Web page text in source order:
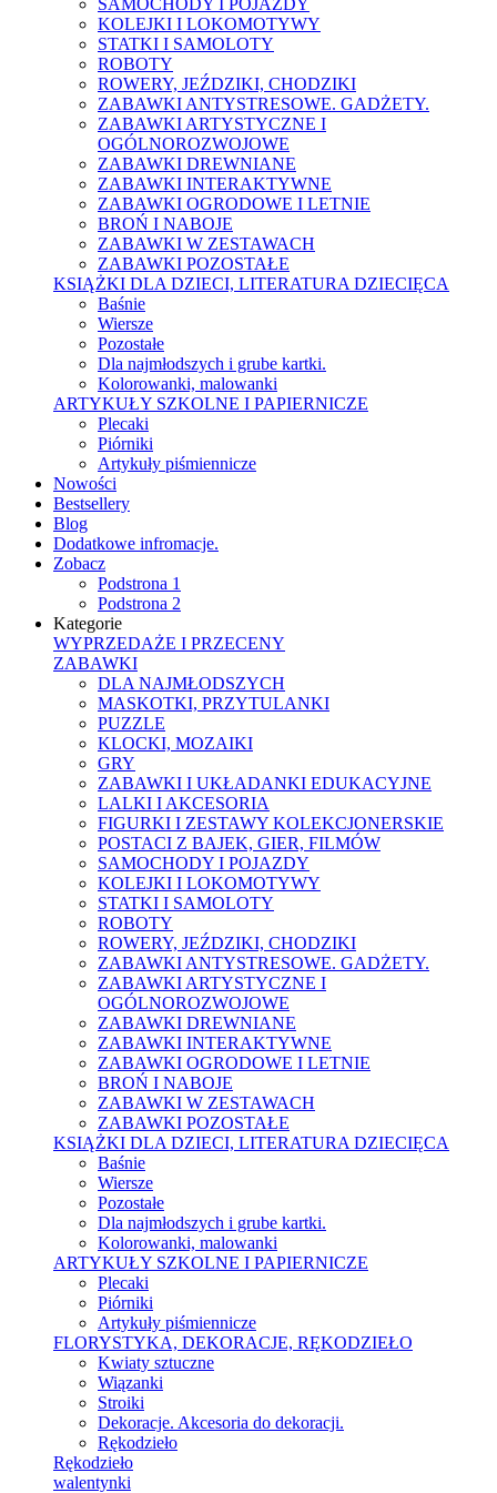
SAMOCHODY I POJAZDY
KOLEJKI I LOKOMOTYWY
STATKI I SAMOLOTY
ROBOTY
ROWERY, JEŹDZIKI, CHODZIKI
ZABAWKI ANTYSTRESOWE. GADŻETY.
ZABAWKI ARTYSTYCZNE I
OGÓLNOROZWOJOWE
ZABAWKI DREWNIANE
ZABAWKI INTERAKTYWNE
ZABAWKI OGRODOWE I LETNIE
BROŃ I NABOJE
ZABAWKI W ZESTAWACH
ZABAWKI POZOSTAŁE
KSIĄŻKI DLA DZIECI, LITERATURA DZIECIĘCA
Baśnie
Wiersze
Pozostałe
Dla najmłodszych i grube kartki.
Kolorowanki, malowanki
ARTYKUŁY SZKOLNE I PAPIERNICZE
Plecaki
Piórniki
Artykuły piśmiennicze
Nowości
Bestsellery
Blog
Dodatkowe infromacje.
Zobacz
Podstrona 1
Podstrona 2
Kategorie
WYPRZEDAŻE I PRZECENY
ZABAWKI
DLA NAJMŁODSZYCH
MASKOTKI, PRZYTULANKI
PUZZLE
KLOCKI, MOZAIKI
GRY
ZABAWKI I UKŁADANKI EDUKACYJNE
LALKI I AKCESORIA
FIGURKI I ZESTAWY KOLEKCJONERSKIE
POSTACI Z BAJEK, GIER, FILMÓW
SAMOCHODY I POJAZDY
KOLEJKI I LOKOMOTYWY
STATKI I SAMOLOTY
ROBOTY
ROWERY, JEŹDZIKI, CHODZIKI
ZABAWKI ANTYSTRESOWE. GADŻETY.
ZABAWKI ARTYSTYCZNE I
OGÓLNOROZWOJOWE
ZABAWKI DREWNIANE
ZABAWKI INTERAKTYWNE
ZABAWKI OGRODOWE I LETNIE
BROŃ I NABOJE
ZABAWKI W ZESTAWACH
ZABAWKI POZOSTAŁE
KSIĄŻKI DLA DZIECI, LITERATURA DZIECIĘCA
Baśnie
Wiersze
Pozostałe
Dla najmłodszych i grube kartki.
Kolorowanki, malowanki
ARTYKUŁY SZKOLNE I PAPIERNICZE
Plecaki
Piórniki
Artykuły piśmiennicze
FLORYSTYKA, DEKORACJE, RĘKODZIEŁO
Kwiaty sztuczne
Wiązanki
Stroiki
Dekoracje. Akcesoria do dekoracji.
Rękodzieło
Rękodzieło
walentynki